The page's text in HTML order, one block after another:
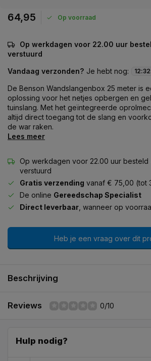
64,95 Op voorraad
Op werkdagen voor 22.00 uur
verstuurd
Vandaag verzonden? Je hebt nog: 12:32
De Benson Wandslangenbox 25 meter is
oplossing voor het netjes opbergen en
tuinslang. Met het geïntegreerde
altijd direct toegang tot de slang en
de war raken.
Lees meer
Op werkdagen voor 22.00 uur besteld
verstuurd
Gratis verzending vanaf € 75,00 (tot
De online Gereedschap Specialist
Direct leverbaar , wanneer op
Heb je een vraag over dit
Beschrijving
Reviews 0/10
Hulp nodig?